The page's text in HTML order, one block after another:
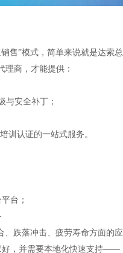
售”模式， 简单来说就是达索
理商，才能提供：
与安全补丁；
训认证的一站式服务。
平台；
、跌落冲击、疲劳寿命方面的
，并需要本地化快速支持——
汽车交通